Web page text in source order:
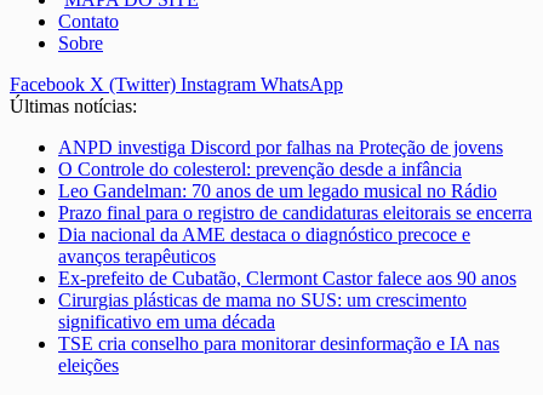
Contato
Sobre
Facebook X (Twitter) Instagram WhatsApp
Últimas notícias:
ANPD investiga Discord por falhas na Proteção de jovens
O Controle do colesterol: prevenção desde a infância
Leo Gandelman: 70 anos de um legado musical no Rádio
Prazo final para o registro de candidaturas eleitorais se encerra
Dia nacional da AME destaca o diagnóstico precoce e
avanços terapêuticos
Ex-prefeito de Cubatão, Clermont Castor falece aos 90 anos
Cirurgias plásticas de mama no SUS: um crescimento
significativo em uma década
TSE cria conselho para monitorar desinformação e IA nas
eleições